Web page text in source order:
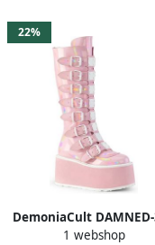
22%
DemoniaCult
Plateau Laarzen 39
1 webshop